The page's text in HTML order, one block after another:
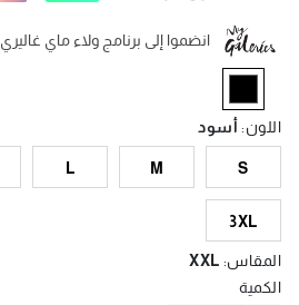
انضموا إلى برنامج ولاء ماي غاليري
selectedاللون: أسود
S
M
L
3XL
المقاس:
XXL
الكمية